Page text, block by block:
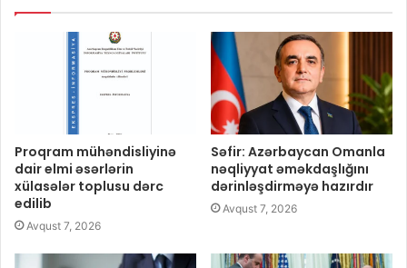
Proqram mühəndisliyinə
dair elmi əsərlərin
xülasələr toplusu dərc
edilib
Avqust 7, 2026
Səfir: Azərbaycan Omanla
nəqliyyat əməkdaşlığını
dərinləşdirməyə hazırdır
Avqust 7, 2026